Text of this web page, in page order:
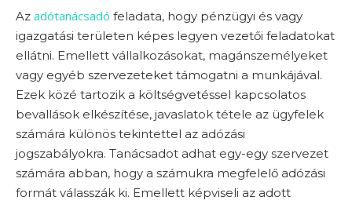
Az adótanácsadó feladata, hogy pénzügyi és vagy
igazgatási területen képes legyen vezetői feladatokat
ellátni. Emellett vállalkozásokat, magánszemélyeket
vagy egyéb szervezeteket támogatni a munkájával.
Ezek közé tartozik a költségvetéssel kapcsolatos
bevallások elkészítése, javaslatok tétele az ügyfelek
számára különös tekintettel az adózási
jogszabályokra. Tanácsadot adhat egy-egy szervezet
számára abban, hogy a számukra megfelelő adózási
formát válasszák ki. Emellett képviseli az adott